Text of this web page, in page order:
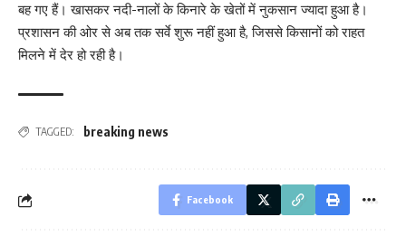
बह गए हैं। खासकर नदी-नालों के किनारे के खेतों में नुकसान ज्यादा हुआ है।
प्रशासन की ओर से अब तक सर्वे शुरू नहीं हुआ है, जिससे किसानों को राहत
मिलने में देर हो रही है।
TAGGED: breaking news
Facebook